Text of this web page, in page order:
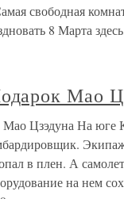
свободная
8 Марта
Мао
Мао Цзэдуна На юге
Экипаж
в плен. А
на нем